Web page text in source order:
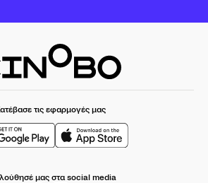
τις εφαρμογές μας
μας στα social media